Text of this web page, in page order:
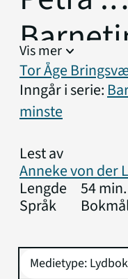
de
Vis mer expand_more
Tor Åge
Inngår i serie:
minste
Lest av
Anneke von der
Lengde 54 min.
Språk